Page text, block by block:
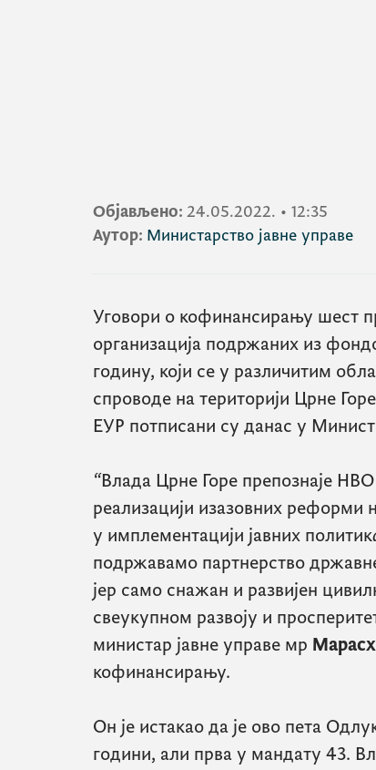
Објављено: 24.05.2022. • 12:35
Аутор: Министарство јавне управе
Уговори о кофинансирању шест
организација подржаних из
годину, који се у различитим
спроводе на територији Црне
ЕУР потписани су данас у
“Влада Црне Горе препознаје
реализацији изазовних реформи
у имплементацији јавних политик
подржавамо партнерство
јер само снажан и развијен
свеукупном развоју и
министар јавне управе мр
кофинансирању.
Он је истакао да је ово пета
години, али прва у мандату 43.